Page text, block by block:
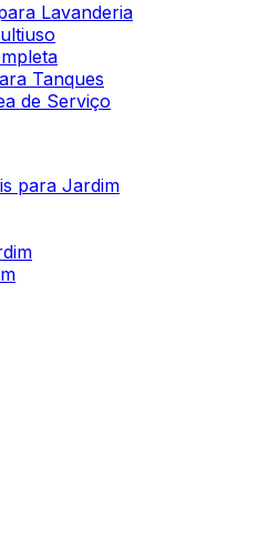
Lavanderia
Tanques
de Serviço
para Jardim